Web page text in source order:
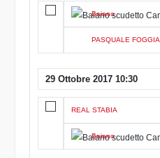
Baiano
PASQUALE FOGGIA
29 Ottobre 2017 10:30
REAL STABIA
Baiano